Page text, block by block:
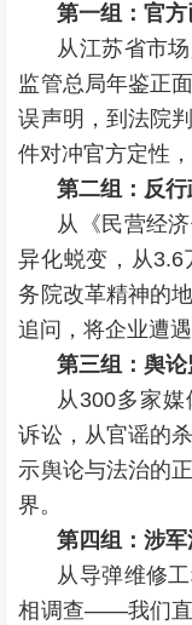
第一组：官
从江苏省市
监管总局年鉴正
误声明，到法院
件对冲官方定性
第二组：反
从《民营经
异化蜕变，从3.6
务院改革精神的
追问，将企业遭
第三组：舆
从300多家媒
诉讼，从官谣的
示舆论与法治的
界。
第四组：涉
从导弹维修
相调查——我们直